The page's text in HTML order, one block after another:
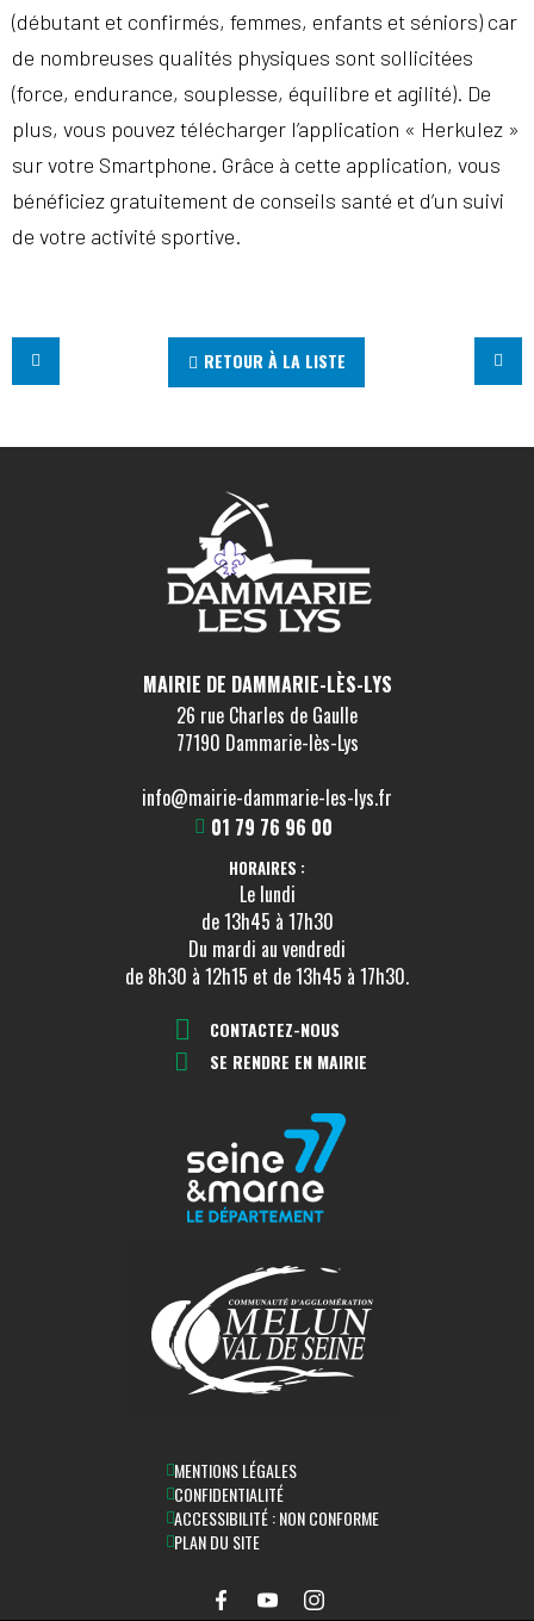
(débutant et confirmés, femmes, enfants et séniors) car
de nombreuses qualités physiques sont sollicitées
(force, endurance, souplesse, équilibre et agilité). De
plus, vous pouvez télécharger l’application « Herkulez »
sur votre Smartphone. Grâce à cette application, vous
bénéficiez gratuitement de conseils santé et d’un suivi
de votre activité sportive.
RETOUR À LA LISTE
MAIRIE DE DAMMARIE-LÈS-LYS
26 rue Charles de Gaulle
77190 Dammarie-lès-Lys
info@mairie-dammarie-les-lys.fr
01 79 76 96 00
HORAIRES :
Le lundi
de 13h45 à 17h30
Du mardi au vendredi
de 8h30 à 12h15 et de 13h45 à 17h30.
CONTACTEZ-NOUS
SE RENDRE EN MAIRIE
MENTIONS LÉGALES
CONFIDENTIALITÉ
ACCESSIBILITÉ : NON CONFORME
PLAN DU SITE